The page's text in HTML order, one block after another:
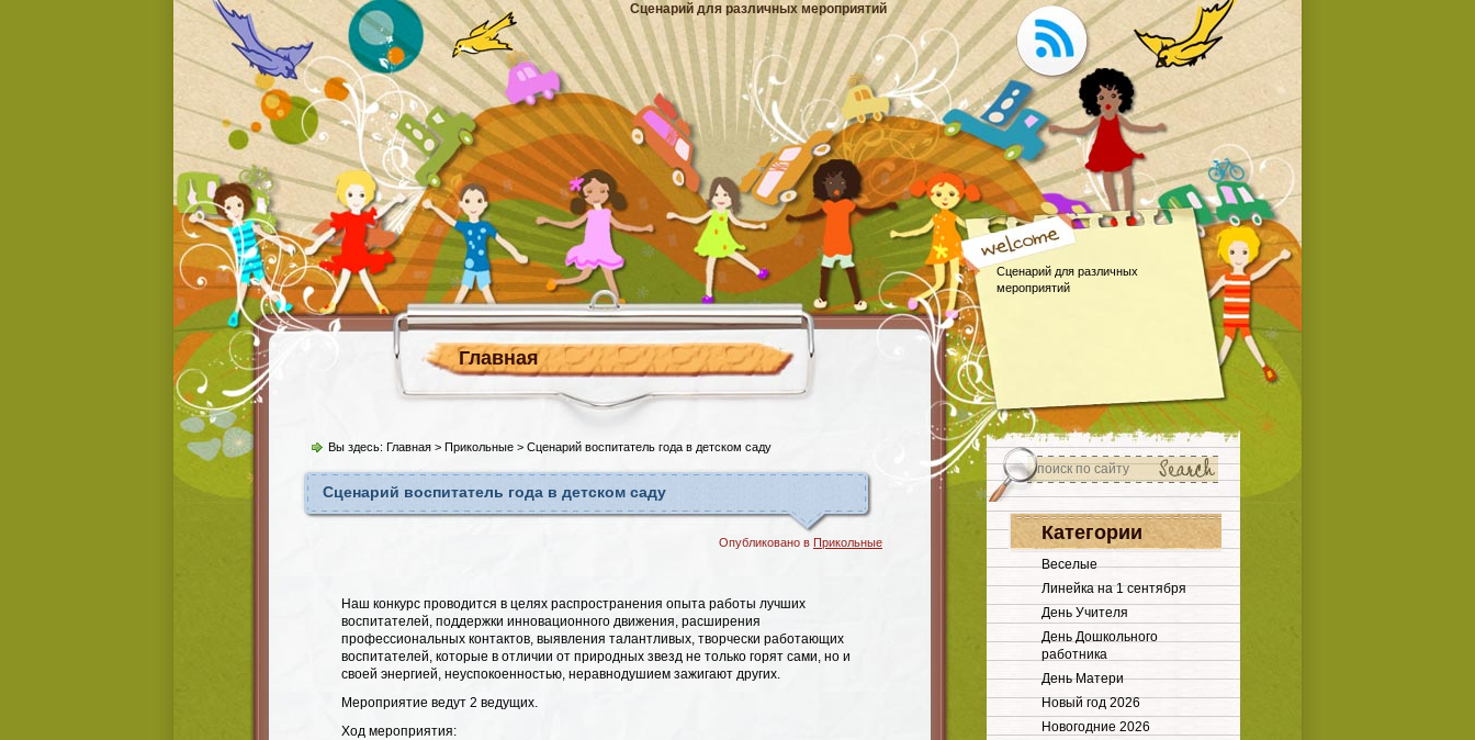
Сценарий для различных мероприятий
Главная
Сценарий для различных
мероприятий
Вы здесь: Главная > Прикольные > Сценарий воспитатель года в детском саду
Сценарий воспитатель года в детском саду
Опубликовано в Прикольные
Наш конкурс проводится в целях распространения опыта работы лучших
воспитателей, поддержки инновационного движения, расширения
профессиональных контактов, выявления талантливых, творчески работающих
воспитателей, которые в отличии от природных звезд не только горят сами, но и
своей энергией, неуспокоенностью, неравнодушием зажигают других.
Мероприятие ведут 2 ведущих.
Ход мероприятия:
Категории
Веселые
Линейка на 1 сентября
День Учителя
День Дошкольного
работника
День Матери
Новый год 2026
Новогодние 2026